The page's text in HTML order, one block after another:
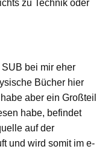
zu Technik oder
bei mir eher
Bücher hier
aber ein Großteil
habe, befindet
auf der
und wird somit im e-